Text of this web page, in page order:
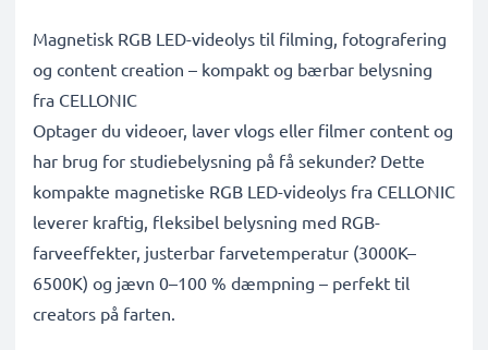
Magnetisk RGB LED-videolys til filming, fotografering
og content creation – kompakt og bærbar belysning
fra CELLONIC
Optager du videoer, laver vlogs eller filmer content og
har brug for studiebelysning på få sekunder? Dette
kompakte magnetiske RGB LED-videolys fra CELLONIC
leverer kraftig, fleksibel belysning med RGB-
farveeffekter, justerbar farvetemperatur (3000K–
6500K) og jævn 0–100 % dæmpning – perfekt til
creators på farten.